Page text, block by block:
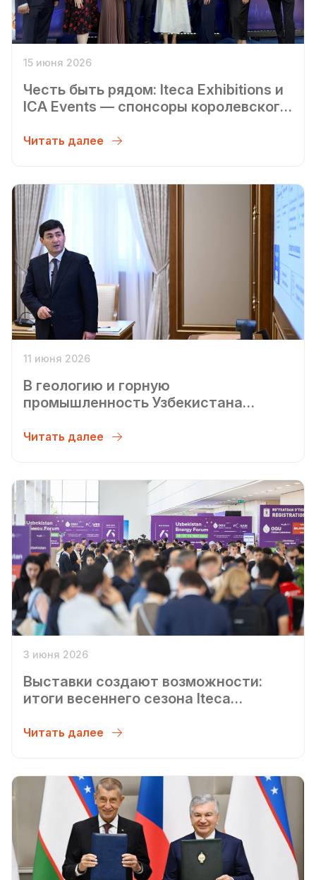
15 июня 2026
Честь быть рядом: Iteca Exhibitions и
ICA Events — спонсоры королевского
Читать далее
11 июня 2026
В геологию и горную
промышленность Узбекистана
инвестиций до 2030 года
Читать далее
3 июня 2026
Выставки создают возможности:
итоги весеннего сезона Iteca
Читать далее